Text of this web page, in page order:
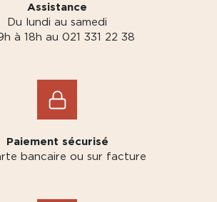
Assistance
Du lundi au samedi
à 18h au 021 331 22 38
Paiement sécurisé
bancaire ou sur facture